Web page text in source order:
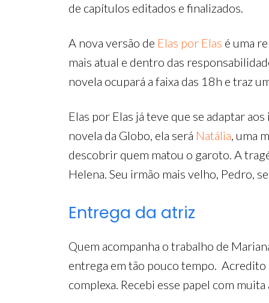
de capítulos editados e finalizados.
A nova versão de Elas por Elas é uma
mais atual e dentro das
novela ocupará a faixa das 18h e traz
Elas por Elas já teve que se adaptar
novela da Globo, ela será Natália, uma
descobrir quem matou o garoto. A
Helena. Seu irmão mais velho, Pedro,
Entrega da atriz
Quem acompanha o trabalho de
entrega em tão pouco tempo. Acredito
complexa. Recebi esse papel com